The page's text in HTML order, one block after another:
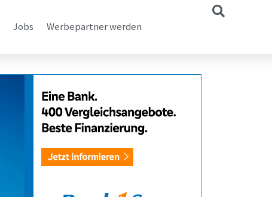
Jobs Werbepartner werden